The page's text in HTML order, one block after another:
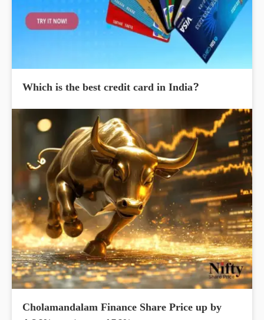
Which is the best credit card in India?
Cholamandalam Finance Share Price up by